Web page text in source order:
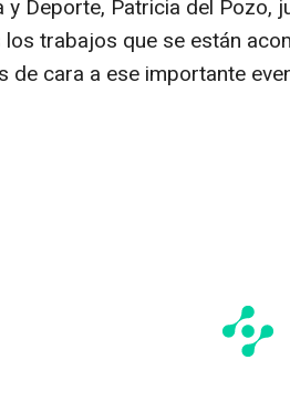
y Deporte, Patricia del Pozo,
trabajos que se están
de cara a ese importante